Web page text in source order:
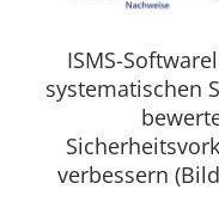
ISMS-
systematischen
verbessern